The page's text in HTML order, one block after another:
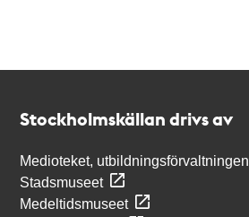
Stockholmskällan drivs av
Medioteket, utbildningsförvaltningen
Stadsmuseet
Medeltidsmuseet